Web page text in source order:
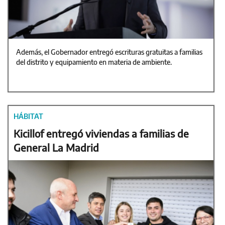
Además, el Gobernador entregó escrituras gratuitas a familias
del distrito y equipamiento en materia de ambiente.
HÁBITAT
Kicillof entregó viviendas a familias de
General La Madrid